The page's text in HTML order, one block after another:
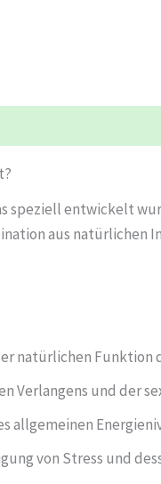
speziell entwickelt
aus natürlichen
natürlichen Funktion
Verlangens und der
allgemeinen
von Stress und